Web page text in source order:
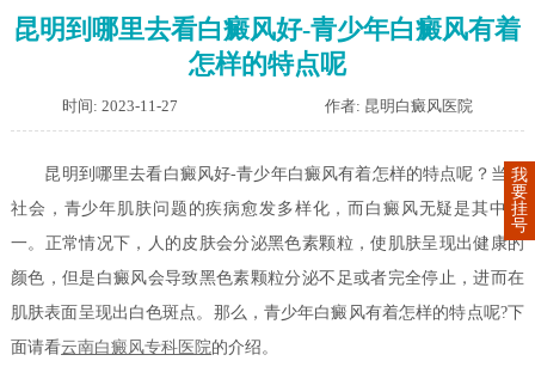
昆明到哪里去看白癜风好-青少年白癜风有着
怎样的特点呢
时间: 2023-11-27 作者: 昆明白癜风医院
昆明到哪里去看白癜风好-青少年白癜风有着怎样的特点呢？当今
社会，青少年肌肤问题的疾病愈发多样化，而白癜风无疑是其中之
一。正常情况下，人的皮肤会分泌黑色素颗粒，使肌肤呈现出健康的
颜色，但是白癜风会导致黑色素颗粒分泌不足或者完全停止，进而在
肌肤表面呈现出白色斑点。那么，青少年白癜风有着怎样的特点呢?下
面请看云南白癜风专科医院的介绍。
我
要
挂
号